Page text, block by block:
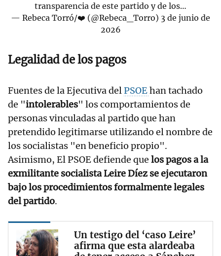
transparencia de este partido y de los…
— Rebeca Torró/❤️ (@Rebeca_Torro) 3 de junio de
2026
Legalidad de los pagos
Fuentes de la Ejecutiva delPSOEhan tachado
de "intolerables" los comportamientos de
personas vinculadas al partido que han
pretendido legitimarse utilizando el nombre de
los socialistas "en beneficio propio".
Asimismo, El PSOE defiende que los pagos a la
exmilitante socialista Leire Díez se ejecutaron
bajo los procedimientos formalmente legales
del partido.
Un testigo del ‘caso Leire’
afirma que esta alardeaba